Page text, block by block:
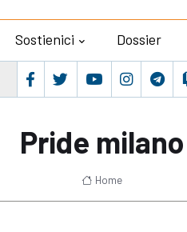
Sostienici Dossier
Pride milano
Home